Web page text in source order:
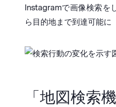
Instagramで画像検索を
ら目的地まで到達可能に
「地図検索